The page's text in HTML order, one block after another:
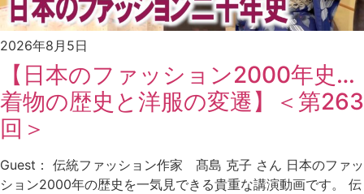
2026年8月5日
【日本のファッション2000年史…
着物の歴史と洋服の変遷】＜第263
回＞
Guest： 伝統ファッション作家 髙島 克子 さん 日本のファッ
ション2000年の歴史を一気見できる貴重な講演動画です。 伝